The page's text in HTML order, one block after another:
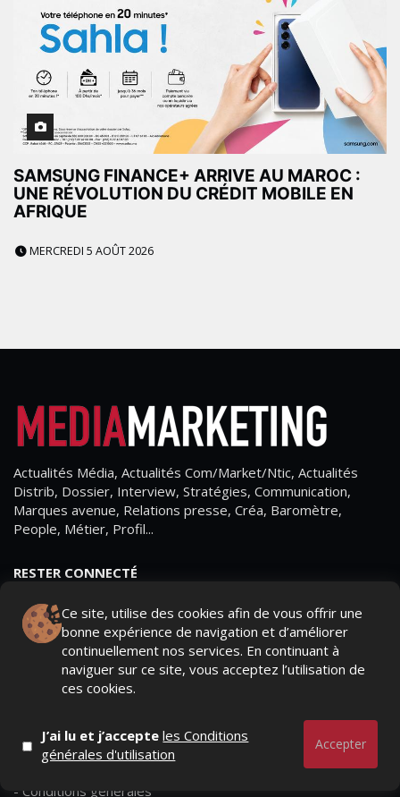
SAMSUNG FINANCE+ ARRIVE AU MAROC :
UNE RÉVOLUTION DU CRÉDIT MOBILE EN
AFRIQUE
MERCREDI 5 AOÛT 2026
Ce site, utilise des cookies afin de vous offrir une
bonne expérience de navigation et d’améliorer
continuellement nos services. En continuant à
naviguer sur ce site, vous acceptez l’utilisation de
ces cookies.
J’ai lu et j’accepteles Conditions
générales d'utilisation
Accepter
Actualités Média, Actualités Com/Market/Ntic, Actualités
Distrib, Dossier, Interview, Stratégies, Communication,
Marques avenue, Relations presse, Créa, Baromètre,
People, Métier, Profil...
RESTER CONNECTÉ
- Page d'accueil
- Contactez-nous
- Conditions générales